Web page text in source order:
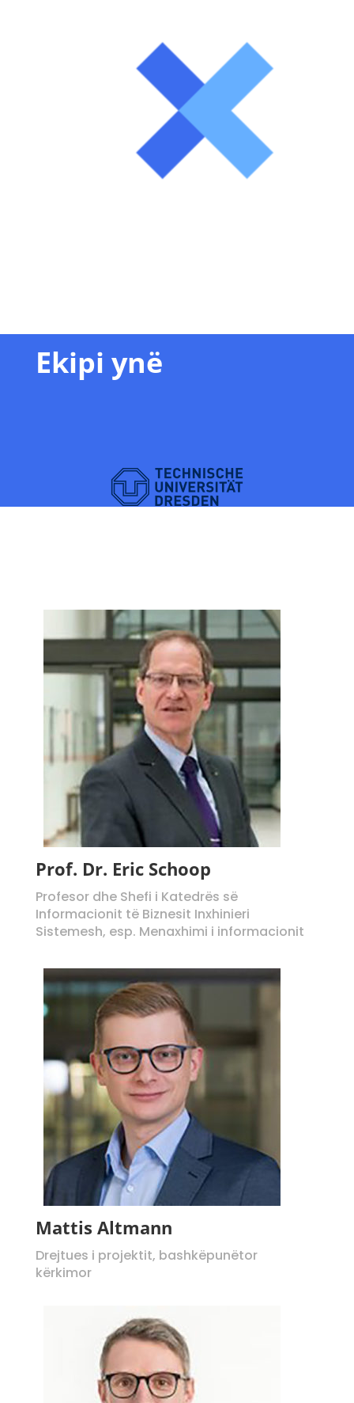
Ekipi ynë
Prof. Dr. Eric Schoop
Profesor dhe Shefi i Katedrës së
Informacionit të Biznesit Inxhinieri
Sistemesh, esp. Menaxhimi i informacionit
Mattis Altmann
Drejtues i projektit, bashkëpunëtor
kërkimor